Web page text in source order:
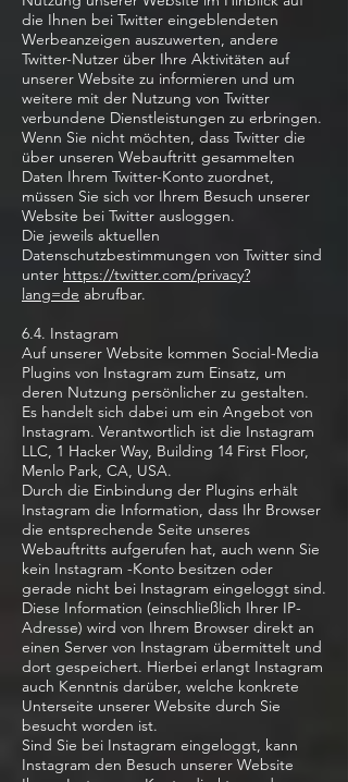
die Ihnen bei Twitter eingeblendeten
Werbeanzeigen auszuwerten, andere
Twitter-Nutzer über Ihre Aktivitäten auf
unserer Website zu informieren und um
weitere mit der Nutzung von Twitter
verbundene Dienstleistungen zu erbringen.
Wenn Sie nicht möchten, dass Twitter die
über unseren Webauftritt gesammelten
Daten Ihrem Twitter-Konto zuordnet,
müssen Sie sich vor Ihrem Besuch unserer
Website bei Twitter ausloggen.
Die jeweils aktuellen
Datenschutzbestimmungen von Twitter sind
unter https://twitter.com/privacy?
lang=de abrufbar.
6.4. Instagram
Auf unserer Website kommen Social-Media
Plugins von Instagram zum Einsatz, um
deren Nutzung persönlicher zu gestalten.
Es handelt sich dabei um ein Angebot von
Instagram. Verantwortlich ist die Instagram
LLC, 1 Hacker Way, Building 14 First Floor,
Menlo Park, CA, USA.
Durch die Einbindung der Plugins erhält
Instagram die Information, dass Ihr Browser
die entsprechende Seite unseres
Webauftritts aufgerufen hat, auch wenn Sie
kein Instagram -Konto besitzen oder
gerade nicht bei Instagram eingeloggt sind.
Diese Information (einschließlich Ihrer IP-
Adresse) wird von Ihrem Browser direkt an
einen Server von Instagram übermittelt und
dort gespeichert. Hierbei erlangt Instagram
auch Kenntnis darüber, welche konkrete
Unterseite unserer Website durch Sie
besucht worden ist.
Sind Sie bei Instagram eingeloggt, kann
Instagram den Besuch unserer Website